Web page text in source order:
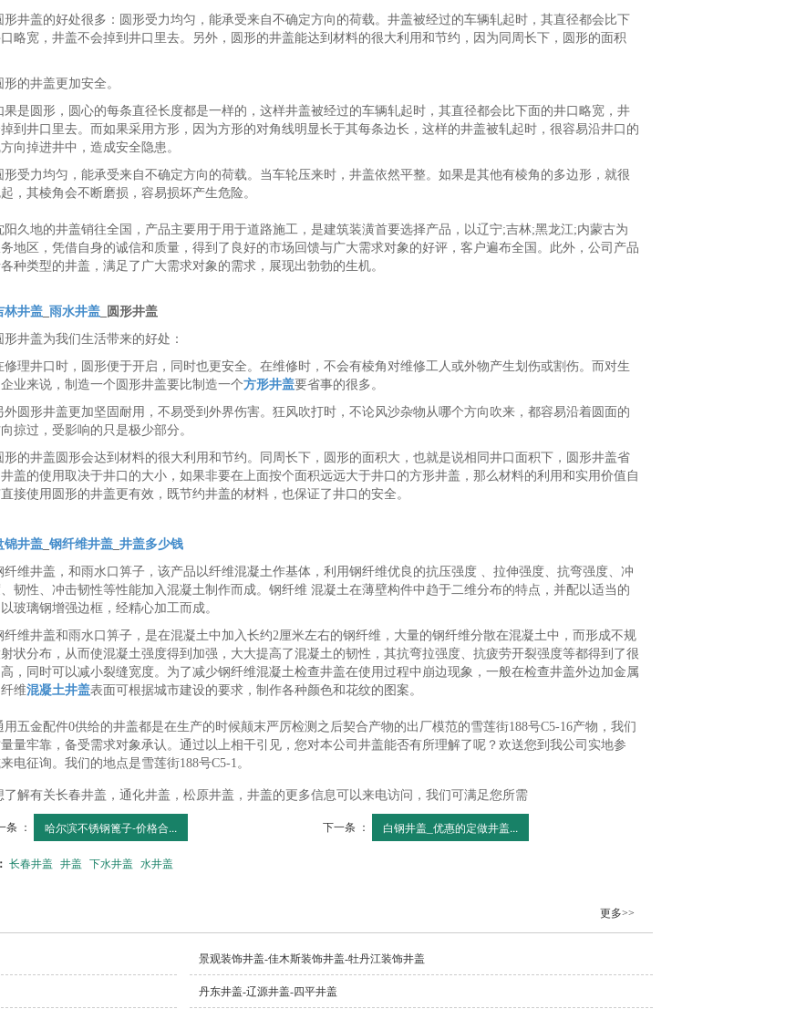
形井盖的好处很多：圆形受力均匀，能承受来自不确定方向的荷载。井盖被经过的车辆轧起时，其直径都会比下
略宽，井盖不会掉到井口里去。另外，圆形的井盖能达到材料的很大利用和节约，因为同周长下，圆形的面积
形的井盖更加安全。
果是圆形，圆心的每条直径长度都是一样的，这样井盖被经过的车辆轧起时，其直径都会比下面的井口略宽，井
到井口里去。而如果采用方形，因为方形的对角线明显长于其每条边长，这样的井盖被轧起时，很容易沿井口的
向掉进井中，造成安全隐患。
形受力均匀，能承受来自不确定方向的荷载。当车轮压来时，井盖依然平整。如果是其他有棱角的多边形，就很
，其棱角会不断磨损，容易损坏产生危险。
阳久地的井盖销往全国，产品主要用于用于道路施工，是建筑装潢首要选择产品，以辽宁;吉林;黑龙江;内蒙古为
地区，凭借自身的诚信和质量，得到了良好的市场回馈与广大需求对象的好评，客户遍布全国。此外，公司产品
种类型的井盖，满足了广大需求对象的需求，展现出勃勃的生机。
林井盖_ 雨水井盖_圆形井盖
形井盖为我们生活带来的好处：
修理井口时，圆形便于开启，同时也更安全。在维修时，不会有棱角对维修工人或外物产生划伤或割伤。而对生
业来说，制造一个圆形井盖要比制造一个方形井盖要省事的很多。
外圆形井盖更加坚固耐用，不易受到外界伤害。狂风吹打时，不论风沙杂物从哪个方向吹来，都容易沿着圆面的
掠过，受影响的只是极少部分。
形的井盖圆形会达到材料的很大利用和节约。同周长下，圆形的面积大，也就是说相同井口面积下，圆形井盖省
盖的使用取决于井口的大小，如果非要在上面按个面积远远大于井口的方形井盖，那么材料的利用和实用价值自
接使用圆形的井盖更有效，既节约井盖的材料，也保证了井口的安全。
锦井盖_ 钢纤维井盖_ 井盖多少钱
纤维井盖，和雨水口箅子，该产品以纤维混凝土作基体，利用钢纤维优良的抗压强度 、拉伸强度、抗弯强度、冲
韧性、冲击韧性等性能加入混凝土制作而成。钢纤维 混凝土在薄壁构件中趋于二维分布的特点，并配以适当的
玻璃钢增强边框，经精心加工而成。
纤维井盖和雨水口箅子，是在混凝土中加入长约2厘米左右的钢纤维，大量的钢纤维分散在混凝土中，而形成不规
状分布，从而使混凝土强度得到加强，大大提高了混凝土的韧性，其抗弯拉强度、抗疲劳开裂强度等都得到了很
，同时可以减小裂缝宽度。为了减少钢纤维混凝土检查井盖在使用过程中崩边现象，一般在检查井盖外边加金属
维混凝土井盖表面可根据城市建设的要求，制作各种颜色和花纹的图案。
用五金配件0供给的井盖都是在生产的时候颠末严厉检测之后契合产物的出厂模范的雪莲街188号C5-16产物，我们
量牢靠，备受需求对象承认。通过以上相干引见，您对本公司井盖能否有所理解了呢？欢送您到我公司实地参
电征询。我们的地点是雪莲街188号C5-1。
了解有关长春井盖，通化井盖，松原井盖，井盖的更多信息可以来电访问，我们可满足您所需
条 ： 哈尔滨不锈钢篦子-价格合... 下一条 ： 白钢井盖_优惠的定做井盖...
长春井盖 井盖 下水井盖 水井盖
更多>>
景观装饰井盖-佳木斯装饰井盖-牡丹江装饰井盖
丹东井盖-辽源井盖-四平井盖